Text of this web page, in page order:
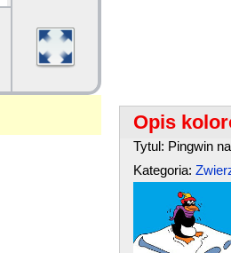
Opis
Tytul: Pingwin
Kategoria: